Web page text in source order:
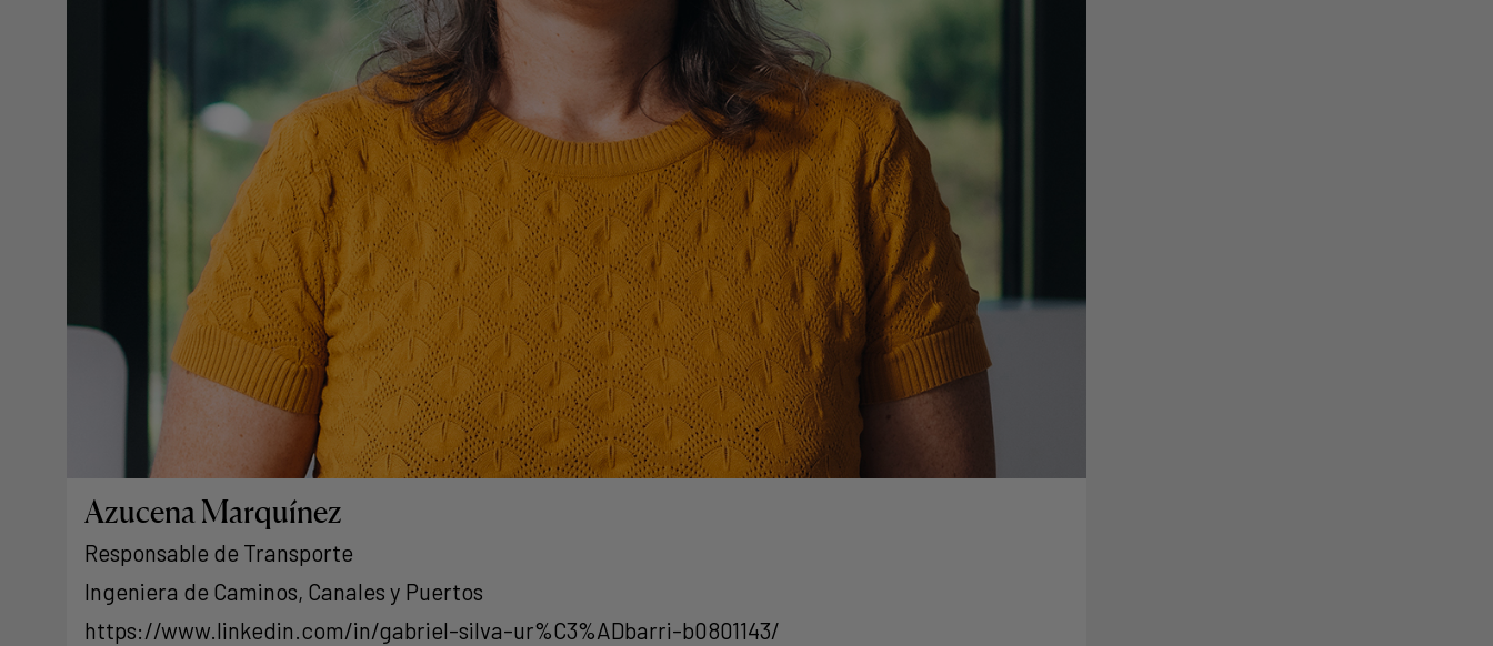
Azucena Marquínez
Responsable de Transporte
Ingeniera de Caminos, Canales y Puertos
https://www.linkedin.com/in/gabriel-silva-ur%C3%ADbarri-b0801143/